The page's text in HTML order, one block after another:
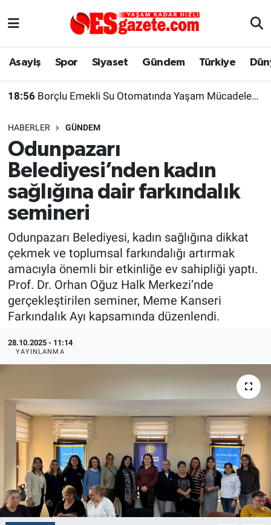
Asayiş Spor Siyaset Gündem Türkiye
18:56 Borçlu Emekli Su Otomatında Yaşam Mücadelesi Veriyor
HABERLER GÜNDEM
Odunpazarı
Belediyesi’nden kadın
sağlığına dair farkındalık
semineri
Odunpazarı Belediyesi, kadın sağlığına dikkat
çekmek ve toplumsal farkındalığı artırmak
amacıyla önemli bir etkinliğe ev sahipliği yaptı.
Prof. Dr. Orhan Oğuz Halk Merkezi’nde
gerçekleştirilen seminer, Meme Kanseri
Farkındalık Ayı kapsamında düzenlendi.
28.10.2025 - 11:14
YAYINLANMA
Asayiş
Gündem
Türkiye
Dünya
Sağlık
Alış-Veriş/İş dünyası
Yaşam
Eskişehirspor Arşivi
Eskişehir Arşivi
Röportaj
Ekonomi
Kültür Sanat
Politika
Bilecik
Kütahya
Genel
Çevre
Yerel
Magazin
Eskişehir Nöbetçi Eczaneler
Süper Lig Puan Durumu ve Fikstür
Tüm Manşetler
Son Dakika Haberleri
Haber Arşivi